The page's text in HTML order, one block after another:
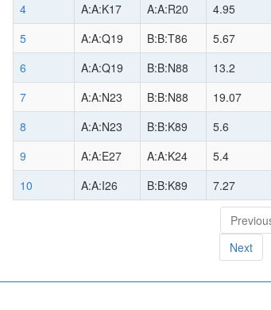
4
A:A:K17 A:A:R20 4.95
5
A:A:Q19 B:B:T86 5.67
6
A:A:Q19 B:B:N88 13.2
7
A:A:N23 B:B:N88 19.07
8
A:A:N23 B:B:K89 5.6
9
A:A:E27 A:A:K24 5.4
10
A:A:I26 B:B:K89 7.27
Next